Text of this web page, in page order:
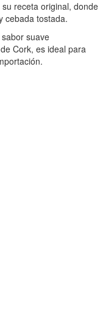
receta original, donde
cebada tostada.
suave
Cork, es ideal para